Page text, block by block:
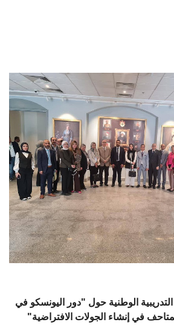
التدريبية الوطنية حول "دور اليونسكو في
في إنشاء الجولات الافتراضية"